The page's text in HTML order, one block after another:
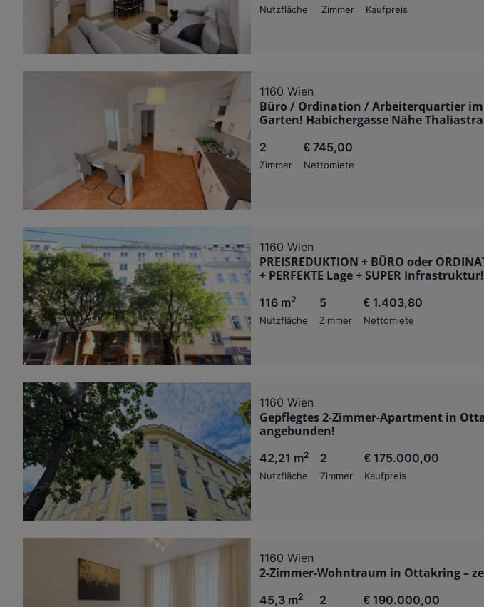
Nutzfläche
Zimmer Kaufpreis
1160 Wien
Büro / Ordination / Arbeiterquartier im
Garten! Habichergasse Nähe
2
Zimmer
€ 745,00
Nettomiete
1160 Wien
PREISREDUKTION + BÜRO oder
+ PERFEKTE Lage + SUPER Infrastruktur!
116 m2
Nutzfläche
5
Zimmer
€ 1.403,80
Nettomiete
1160 Wien
Gepflegtes 2-Zimmer-Apartment in
angebunden!
42,21 m2
Nutzfläche
2
Zimmer
€ 175.000,00
Kaufpreis
1160 Wien
2-Zimmer-Wohntraum in Ottakring –
45,3 m2 2 € 190.000,00